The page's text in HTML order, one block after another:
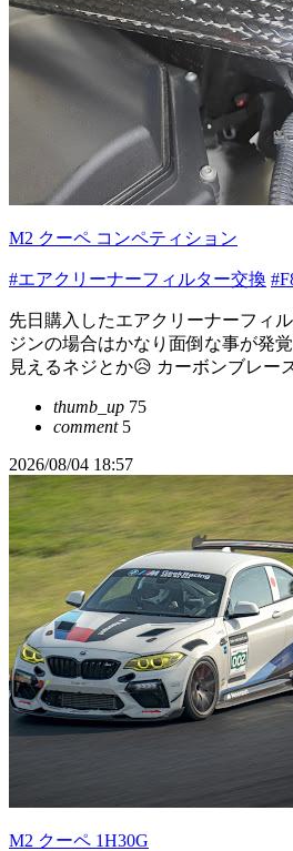
M2 クーペ コンペティション
#エアクリーナーフィルター交換
先日購入したエアクリーナーフィ
ジンの場合はかなり面倒な事が発
見えるネジとか😥 カーボンブレー
thumb_up 75
comment5
2026/08/04 18:57
M2 クーペ 1H30G